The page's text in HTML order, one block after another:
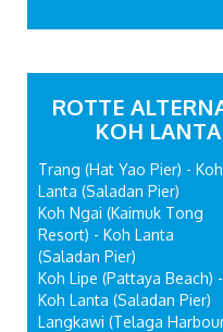
ROTTE
KOH
Trang (Hat Yao Pier) - Koh
Lanta (Saladan Pier)
Koh Ngai (Kaimuk Tong
Resort) - Koh Lanta
(Saladan Pier)
Koh Lipe (Pattaya Beach) -
Koh Lanta (Saladan Pier)
Langkawi (Telaga